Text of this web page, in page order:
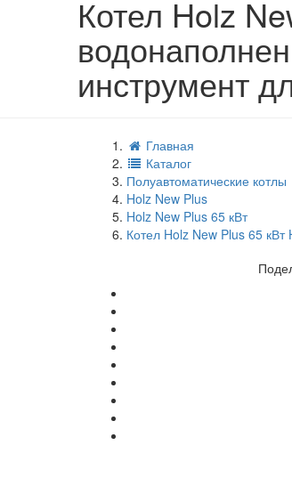
Котел Holz
инструмент
Главная
Каталог
Полуавтоматические котлы
Holz New Plus
Holz New Plus 65 кВт
Котел Holz New Plus 65